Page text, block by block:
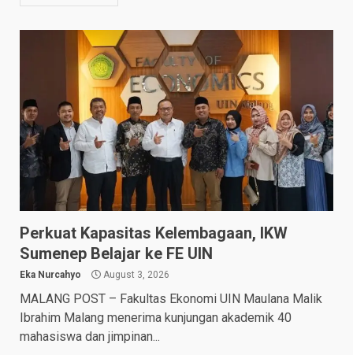
Perkuat Kapasitas Kelembagaan, IKW
Sumenep Belajar ke FE UIN
Eka Nurcahyo August 3, 2026
MALANG POST – Fakultas Ekonomi UIN Maulana Malik
Ibrahim Malang menerima kunjungan akademik 40
mahasiswa dan jimpinan...